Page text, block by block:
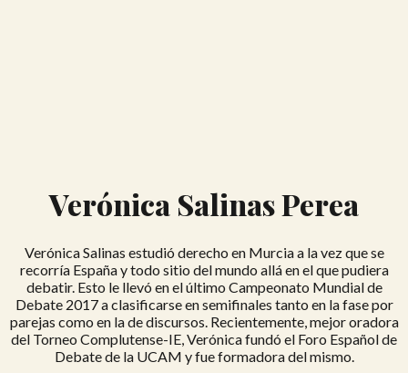
Verónica Salinas Perea
Verónica Salinas estudió derecho en Murcia a la vez que se
recorría España y todo sitio del mundo allá en el que pudiera
debatir. Esto le llevó en el último Campeonato Mundial de
Debate 2017 a clasificarse en semifinales tanto en la fase por
parejas como en la de discursos. Recientemente, mejor oradora
del Torneo Complutense-IE, Verónica fundó el Foro Español de
Debate de la UCAM y fue formadora del mismo.